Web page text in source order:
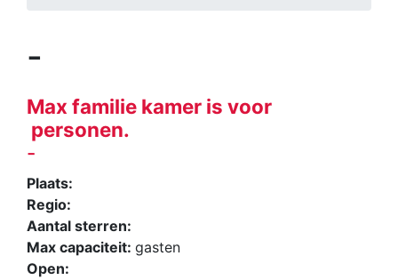
-
Max familie kamer is voor
personen.
-
Plaats:
Regio:
Aantal sterren:
Max capaciteit: gasten
Open: